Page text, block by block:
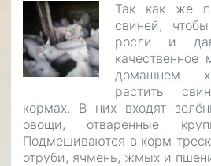
Так как же
свиней,
росли и
домашнем
растить
кормах. В них входят
овощи, отваренные
Подмешиваются в корм
отруби, ячмень, жмых и